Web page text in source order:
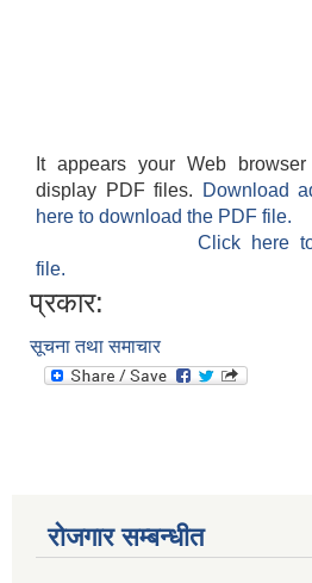
It appears your Web
display PDF files.
Download
here to download the PDF file.
Click here
file.
प्रकार:
सूचना तथा समाचार
रोजगार सम्बन्धीत